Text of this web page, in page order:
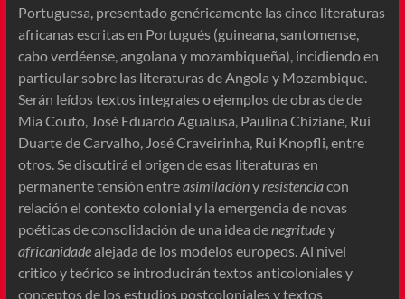
Portuguesa, presentado genéricamente las cinco literaturas
africanas escritas en Portugués (guineana, santomense,
cabo verdéense, angolana y mozambiqueña), incidiendo en
particular sobre las literaturas de Angola y Mozambique.
Serán leídos textos integrales o ejemplos de obras de de
Mia Couto, José Eduardo Agualusa, Paulina Chiziane, Rui
Duarte de Carvalho, José Craveirinha, Rui Knopfli, entre
otros. Se discutirá el origen de esas literaturas en
permanente tensión entreasimilacióny resistenciacon
relación el contexto colonial y la emergencia de novas
poéticas de consolidación de una idea de negritudey
africanidadealejada de los modelos europeos. Al nivel
critico y teórico se introducirán textos anticoloniales y
conceptos de los estudios postcoloniales y textos